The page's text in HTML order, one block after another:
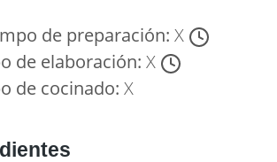
de preparación: X
de elaboración: X
de cocinado: X